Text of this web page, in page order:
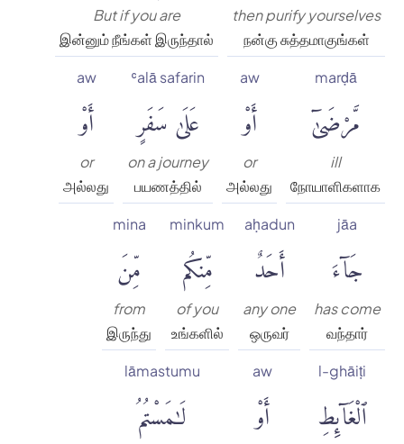
then purify yourselves
நன்கு சுத்தமாகுங்கள்
But if you are
இன்னும் நீங்கள் இருந்தால்
marḍā
مَّرْضَىٰٓ
ill
நோயாளிகளாக
aw
أَوْ
or
அல்லது
ʿalā safarin
عَلَىٰ سَفَرٍ
on a journey
பயணத்தில்
aw
أَوْ
or
அல்லது
jāa
جَآءَ
has come
வந்தார்
aḥadun
أَحَدٌ
any one
ஒருவர்
minkum
مِّنكُم
of you
உங்களில்
mina
مِّنَ
from
இருந்து
l-ghāiṭi
ٱلْغَآئِطِ
aw
أَوْ
lāmastumu
لَٰمَسْتُمُ